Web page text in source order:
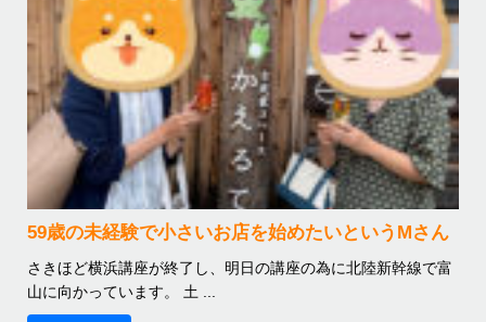
59歳の未経験で小さいお店を始めたいというMさん
さきほど横浜講座が終了し、明日の講座の為に北陸新幹線で富
山に向かっています。 土 ...